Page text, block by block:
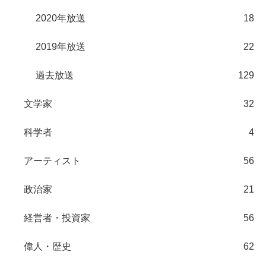
2020年放送 18
2019年放送 22
過去放送 129
文学家 32
科学者 4
アーティスト 56
政治家 21
経営者・投資家 56
偉人・歴史 62